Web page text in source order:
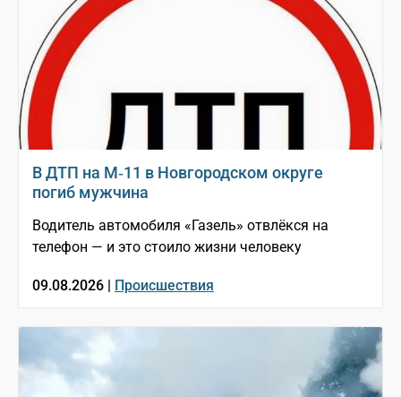
В ДТП на М‑11 в Новгородском округе
погиб мужчина
Водитель автомобиля «Газель» отвлёкся на
телефон — и это стоило жизни человеку
09.08.2026 | Происшествия